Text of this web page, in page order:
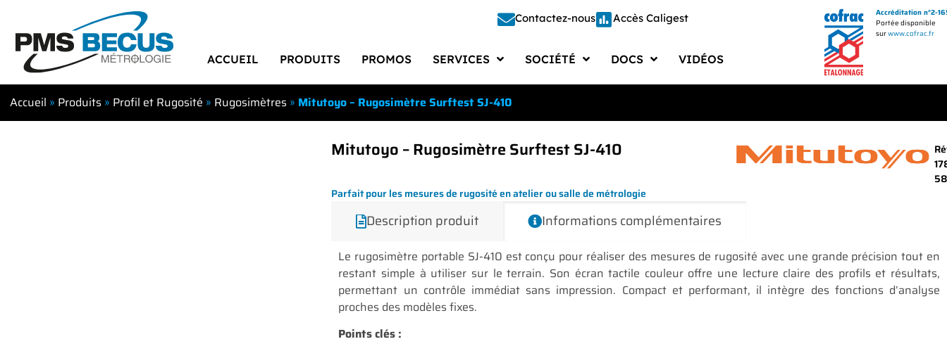
Contactez-nous Accès Caligest
ACCUEIL PRODUITS PROMOS SERVICES
Étalonnage
Fabrication
SOCIÉTÉ
Société
Actualités
DOCS
Documents PMS BECUS
Catalogues Fournisseurs
VIDÉOS
Accréditation n°2-
Portée disponible
surwww.cofrac.fr
Accueil » Produits » Profil et Rugosité » Rugosimètres » Mitutoyo – Rugosimètre Surftest SJ-410
Mitutoyo – Rugosimètre Surftest SJ-410
Parfait pour les mesures de rugosité en atelier ou salle de métrologie
Description produit Informations complémentaires
Le rugosimètre portable SJ-410 est conçu pour réaliser des mesures de rugosité avec une grande précision tout en
restant simple à utiliser sur le terrain. Son écran tactile couleur offre une lecture claire des profils et résultats,
permettant un contrôle immédiat sans impression. Compact et performant, il intègre des fonctions d’analyse
proches des modèles fixes.
Points clés :